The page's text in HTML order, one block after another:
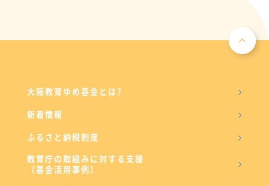
大阪教育ゆめ基金とは?
新着情報
ふるさと納税制度
教育庁の取組みに対する支援
（基金活用事例）